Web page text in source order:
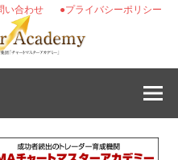
●プライバシーポリシー
い合わせ